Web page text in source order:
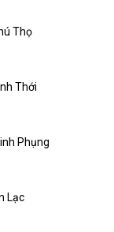
Thọ
Thới
Phụng
Lạc